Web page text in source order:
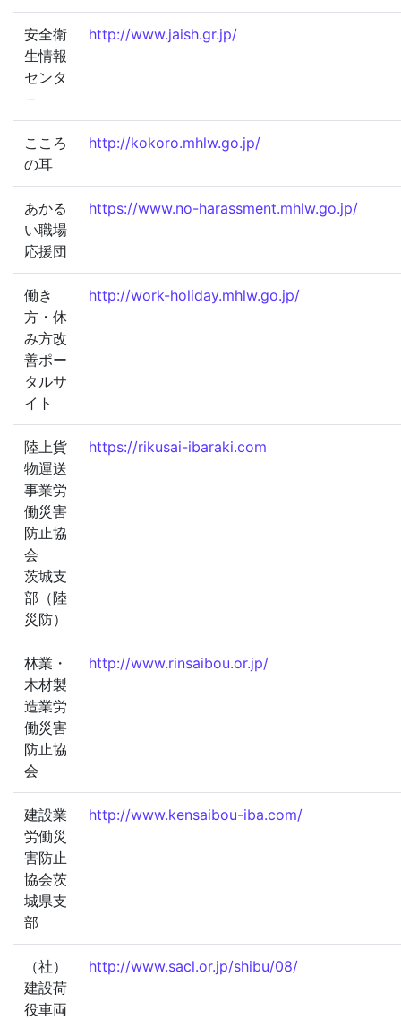
安全衛
生情報
センタ
－
http://www.jaish.gr.jp/
こころ
の耳
http://kokoro.mhlw.go.jp/
あかる
い職場
応援団
https://www.no-harassment.mhlw.go.jp/
働き
方・休
み方改
善ポー
タルサ
イト
http://work-holiday.mhlw.go.jp/
陸上貨
物運送
事業労
働災害
防止協
会
茨城支
部（陸
災防）
https://rikusai-ibaraki.com
林業・
木材製
造業労
働災害
防止協
会
http://www.rinsaibou.or.jp/
建設業
労働災
害防止
協会茨
城県支
部
http://www.kensaibou-iba.com/
（社）
建設荷
役車両
http://www.sacl.or.jp/shibu/08/